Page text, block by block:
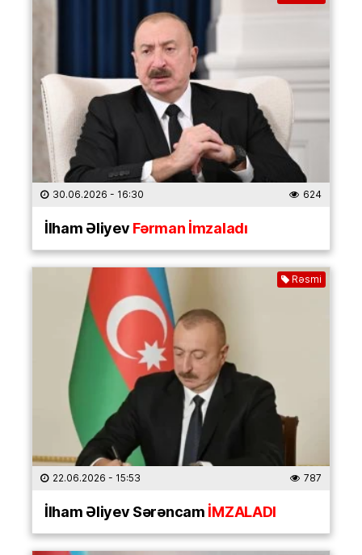
30.06.2026 - 16:30 624
İlham ƏliyevFərman İmzaladı
Rəsmi
22.06.2026 - 15:53 787
İlham Əliyev SərəncamİMZALADI